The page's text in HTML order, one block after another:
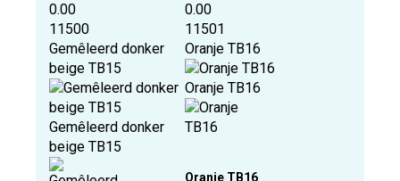
0.00
11500
Gemêleerd donker
beige TB15
Gemêleerd donker
beige TB15
0.00
11501
Oranje TB16
Oranje TB16
Oranje TB16